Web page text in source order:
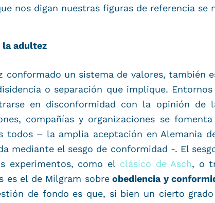
nos digan nuestras figuras de referencia se
la adultez
conformado un sistema de valores, también
o separación que implique.
en disconformidad con la opinión de
compañías y organizaciones se
todos – la amplia aceptación en Alemania
mediante el sesgo de conformidad -. El
experimentos, como el clásico de Asch, o
es el de Milgram sobreobediencia y
de fondo es que, si bien un cierto